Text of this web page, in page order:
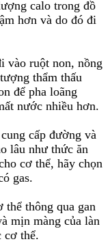
calo trong đồ
hơn và do đó đi
vào ruột non, nồng
thẩm thấu
để pha loãng
nước nhiều hơn.
cấp đường và
lâu như thức ăn
cơ thể, hãy chọn
gas.
thông qua gan
mịn màng của làn
cơ thể.